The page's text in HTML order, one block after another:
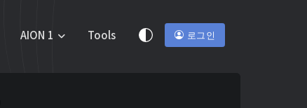
AION 1 Tools 로그인